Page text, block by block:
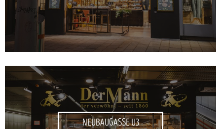
NEUBAUGASSE U3